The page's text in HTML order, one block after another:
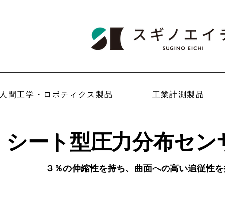
人間工学・ロボティクス製品 工業計測製品
シート型圧力分布セ
３％の伸縮性を持ち、曲面への高い追従性を